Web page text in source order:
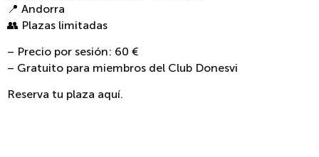
📍 Andorra
👥 Plazas limitadas
– Precio por sesión: 60 €
– Gratuito para miembros del Club Donesvi
Reserva tu plaza aquí.